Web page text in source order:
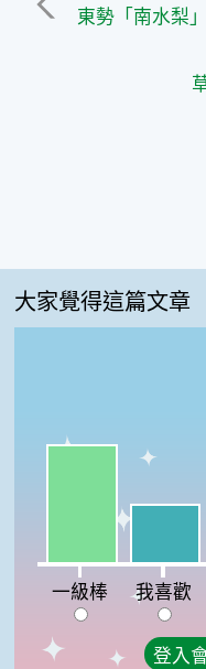
東勢「南水梨
大家覺得這篇文章
我喜歡
一級棒
我喜歡
登入